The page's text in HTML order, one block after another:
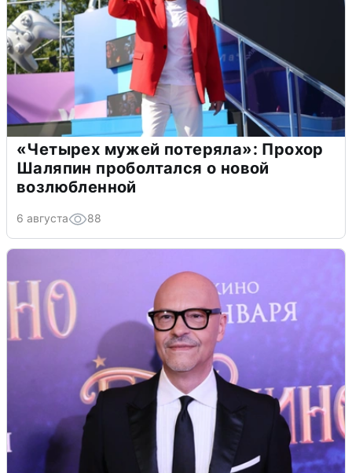
«Четырех мужей потеряла»: Прохор
Шаляпин проболтался о новой
возлюбленной
6 августа 88